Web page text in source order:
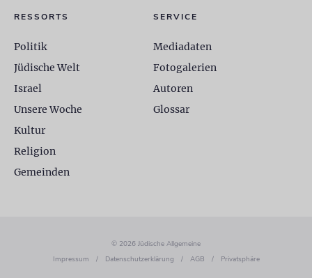
RESSORTS
Politik
Jüdische Welt
Israel
Unsere Woche
Kultur
Religion
Gemeinden
SERVICE
Mediadaten
Fotogalerien
Autoren
Glossar
© 2026 Jüdische Allgemeine
Impressum
/ Datenschutzerklärung / AGB / Privatsphäre